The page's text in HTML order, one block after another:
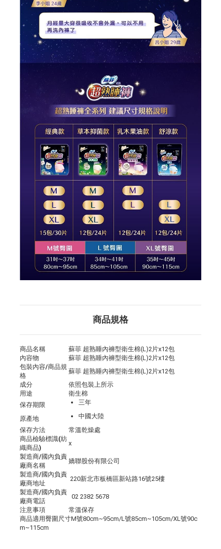
商品規格
商品名稱
蘇菲 超熟睡內褲型衛生棉(L)2片x12包
內容物
蘇菲 超熟睡內褲型衛生棉(L)2片x12包
包裝內容/商品規
格
蘇菲 超熟睡內褲型衛生棉(L)2片x12包
成分
依照包裝上所示
用途
衛生棉
保存期限
三年
原產地
中國大陸
保存方法
常溫乾燥處
商品檢驗標識(紡
織商品)
x
製造商/國內負責
廠商名稱
嬌聯股份有限公司
製造商/國內負責
廠商地址
220新北市板橋區新站路16號25樓
製造商/國內負責
廠商電話
02 2382 5678
注意事項
常溫保存
商品適用臀圍尺寸M號80cm~95cm/L號85cm~105cm/XL號90c
m~115cm